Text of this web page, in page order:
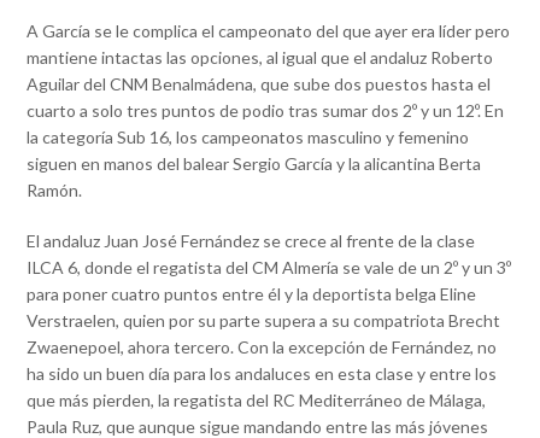
A García se le complica el campeonato del que ayer era líder pero
mantiene intactas las opciones, al igual que el andaluz Roberto
Aguilar del CNM Benalmádena, que sube dos puestos hasta el
cuarto a solo tres puntos de podio tras sumar dos 2º y un 12º. En
la categoría Sub 16, los campeonatos masculino y femenino
siguen en manos del balear Sergio García y la alicantina Berta
Ramón.
El andaluz Juan José Fernández se crece al frente de la clase
ILCA 6, donde el regatista del CM Almería se vale de un 2º y un 3º
para poner cuatro puntos entre él y la deportista belga Eline
Verstraelen, quien por su parte supera a su compatriota Brecht
Zwaenepoel, ahora tercero. Con la excepción de Fernández, no
ha sido un buen día para los andaluces en esta clase y entre los
que más pierden, la regatista del RC Mediterráneo de Málaga,
Paula Ruz, que aunque sigue mandando entre las más jóvenes